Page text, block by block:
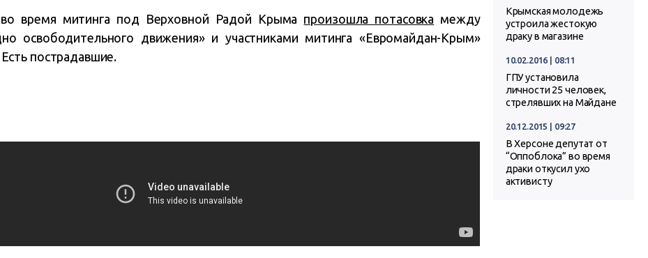
время митинга под Верховной Радой Крыма произошла потасовка между
освободительного движения» и участниками митинга «Евромайдан-Крым»
пострадавшие.
Крымская молодежь
устроила жестокую
драку в магазине
10.02.2016 | 08:11
ГПУ установила
личности 25 человек,
стрелявших на Майдане
20.12.2015 | 09:27
В Херсоне депутат от
“Оппоблока” во время
драки откусил ухо
активисту